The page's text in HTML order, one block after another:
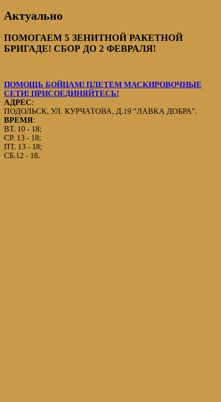
Актуально
ПОМОГАЕМ 5 ЗЕНИТНОЙ РАКЕТНОЙ
БРИГАДЕ! СБОР ДО 2 ФЕВРАЛЯ!
ПОМОЩЬ БОЙЦАМ! ПЛЕТЕМ МАСКИРОВОЧНЫЕ
СЕТИ! ПРИСОЕДИНЯЙТЕСЬ!
АДРЕС:
ПОДОЛЬСК, УЛ. КУРЧАТОВА, Д.19 "ЛАВКА ДОБРА".
ВРЕМЯ:
ВТ. 10 - 18;
СР. 13 - 18;
ПТ. 13 - 18;
СБ.12 - 18.